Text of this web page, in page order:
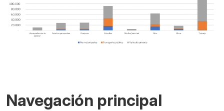
Navegación principal